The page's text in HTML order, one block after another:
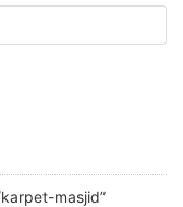
masjid”